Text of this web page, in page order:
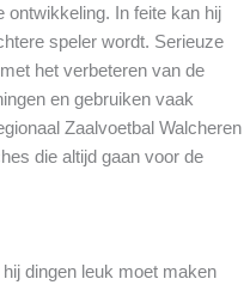
In feite kan hij
speler wordt. Serieuze
het verbeteren van de
en gebruiken vaak
Zaalvoetbal Walcheren
die altijd gaan voor de
dingen leuk moet maken